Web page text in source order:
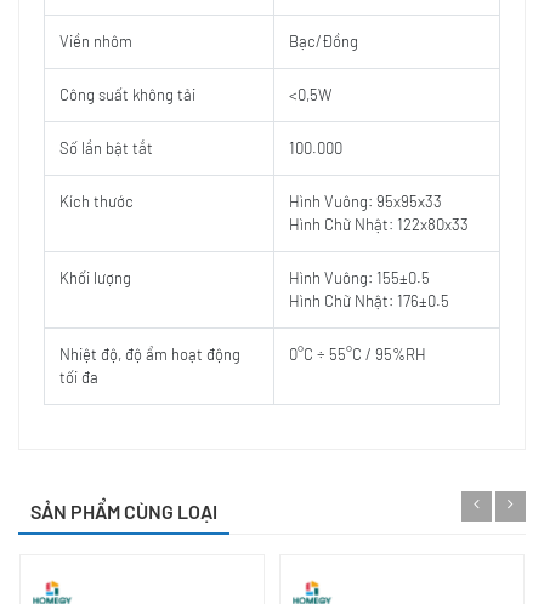
Viền nhôm Bạc/Đồng
Công suất không tải <0,5W
Số lần bật tắt 100.000
Kích thước
Hình Vuông: 95x95x33
Hình Chữ Nhật: 122x80x33
Khối lượng
Hình Vuông: 155±0.5
Hình Chữ Nhật: 176±0.5
Nhiệt độ, độ ẩm hoạt động
tối đa
0°C ÷ 55°C / 95%RH
SẢN PHẨM CÙNG LOẠI